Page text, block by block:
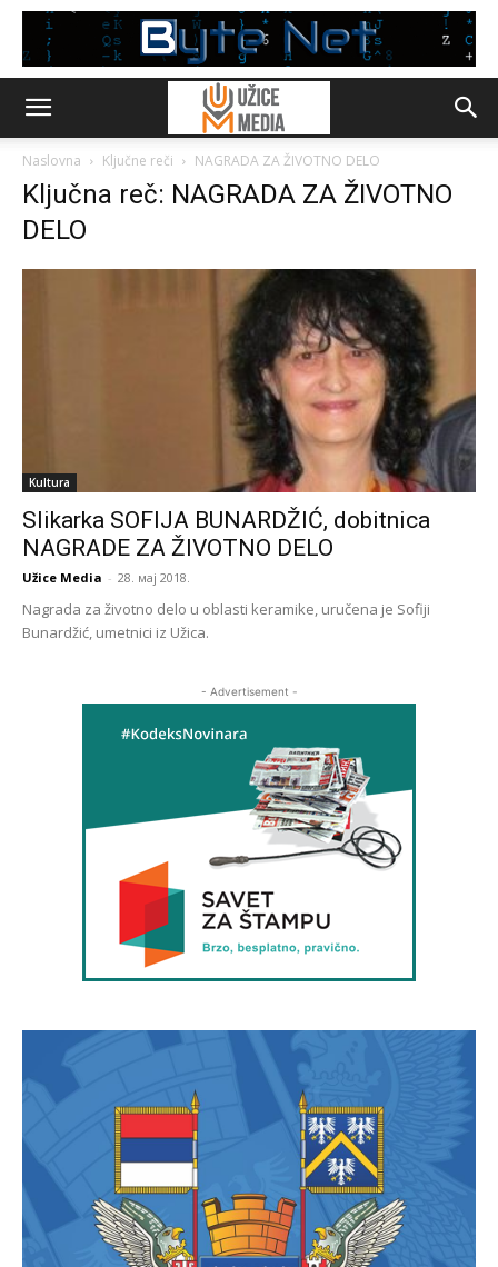
Naslovna Ključne reči NAGRADA ZA ŽIVOTNO DELO
Ključna reč: NAGRADA ZA ŽIVOTNO
DELO
Kultura
Slikarka SOFIJA BUNARDŽIĆ, dobitnica
NAGRADE ZA ŽIVOTNO DELO
Užice Media - 28. мај 2018.
Nagrada za životno delo u oblasti keramike, uručena je Sofiji
Bunardžić, umetnici iz Užica.
- Advertisement -